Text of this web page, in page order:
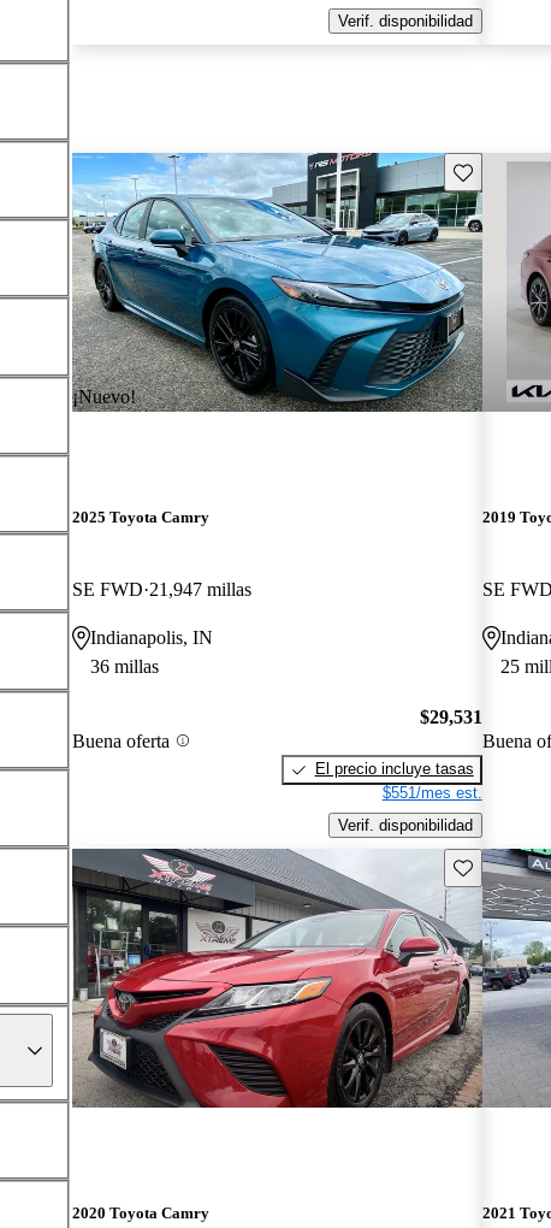
Verif. disponibilidad
¡Nuevo!
Guarda este
2025 Toyota Camry
SE FWD 21,947 millas
Indianapolis, IN
36 millas
Buena oferta
$29,531
El precio incluye tasas
$551/mes est.
Verif. disponibilidad
2019
SE FWD
25
Buena
Guarda este
2020 Toyota Camry 2021